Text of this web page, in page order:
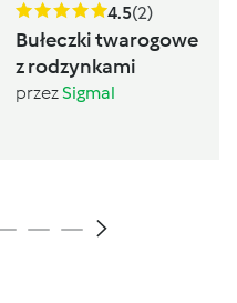
4.5(2)
Bułeczki twarogowe
z rodzynkami
przezSigmal